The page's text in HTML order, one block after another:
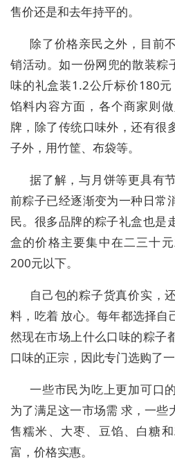
售价还是和去年持平的。
除了价格亲民之外，目前
销活动。如一份网兜的散装粽
味的礼盒装1.2公斤标价180
馅料内容方面，各个商家则
牌，除了传统口味外，还有很
子外，用竹筐、布袋等。
据了解，与月饼等更具有
前粽子已经逐渐变为一种日常
民。很多品牌的粽子礼盒也是
盒的价格主要集中在二三十
200元以下。
自己包的粽子货真价实，
料，吃着 放心。每年都选择自
然现在市场上什么口味的粽子
口味的正宗，因此专门选购了
一些市民为吃上更加可口
为了满足这一市场需 求，一些
售糯米、大枣、豆馅、白糖
富，价格实惠。